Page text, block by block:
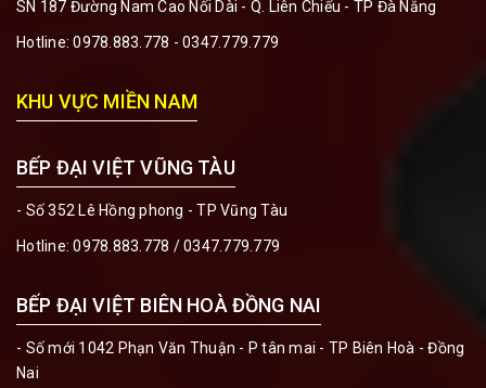
SN 187 Đường Nam Cao Nối Dài - Q. Liên Chiểu - TP Đà Nẵng
Hotline:0978.883.778 - 0347.779.779
KHU VỰC MIỀN NAM
BẾP ĐẠI VIỆT VŨNG TÀU
- Số 352 Lê Hồng phong - TP Vũng Tàu
Hotline:0978.883.778 / 0347.779.779
BẾP ĐẠI VIỆT BIÊN HOÀ ĐỒNG NAI
- Số mới 1042 Phạn Văn Thuận - P tân mai - TP Biên Hoà - Đồng
Nai